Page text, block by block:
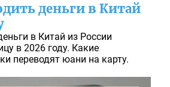
деньги в Китай
в Китай из России
в 2026 году. Какие
переводят юани на карту.